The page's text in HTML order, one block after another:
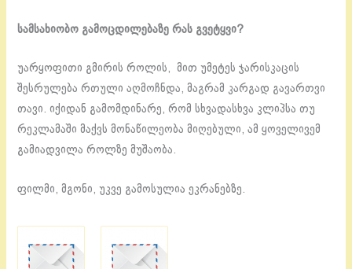
სამსახიობო გამოცდილებაზე რას გვეტყვი?
უარყოფითი გმირის როლის, მით უმეტეს ჯარისკაცის
შესრულება რთული აღმოჩნდა, მაგრამ კარგად გავართვი
თავი. იქიდან გამომდინარე, რომ სხვადასხვა კლიპსა თუ
რეკლამაში მაქვს მონაწილეობა მიღებული, ამ ყოველივემ
გამიადვილა როლზე მუშაობა.
ფილმი, მგონი, უკვე გამოსულია ეკრანებზე.